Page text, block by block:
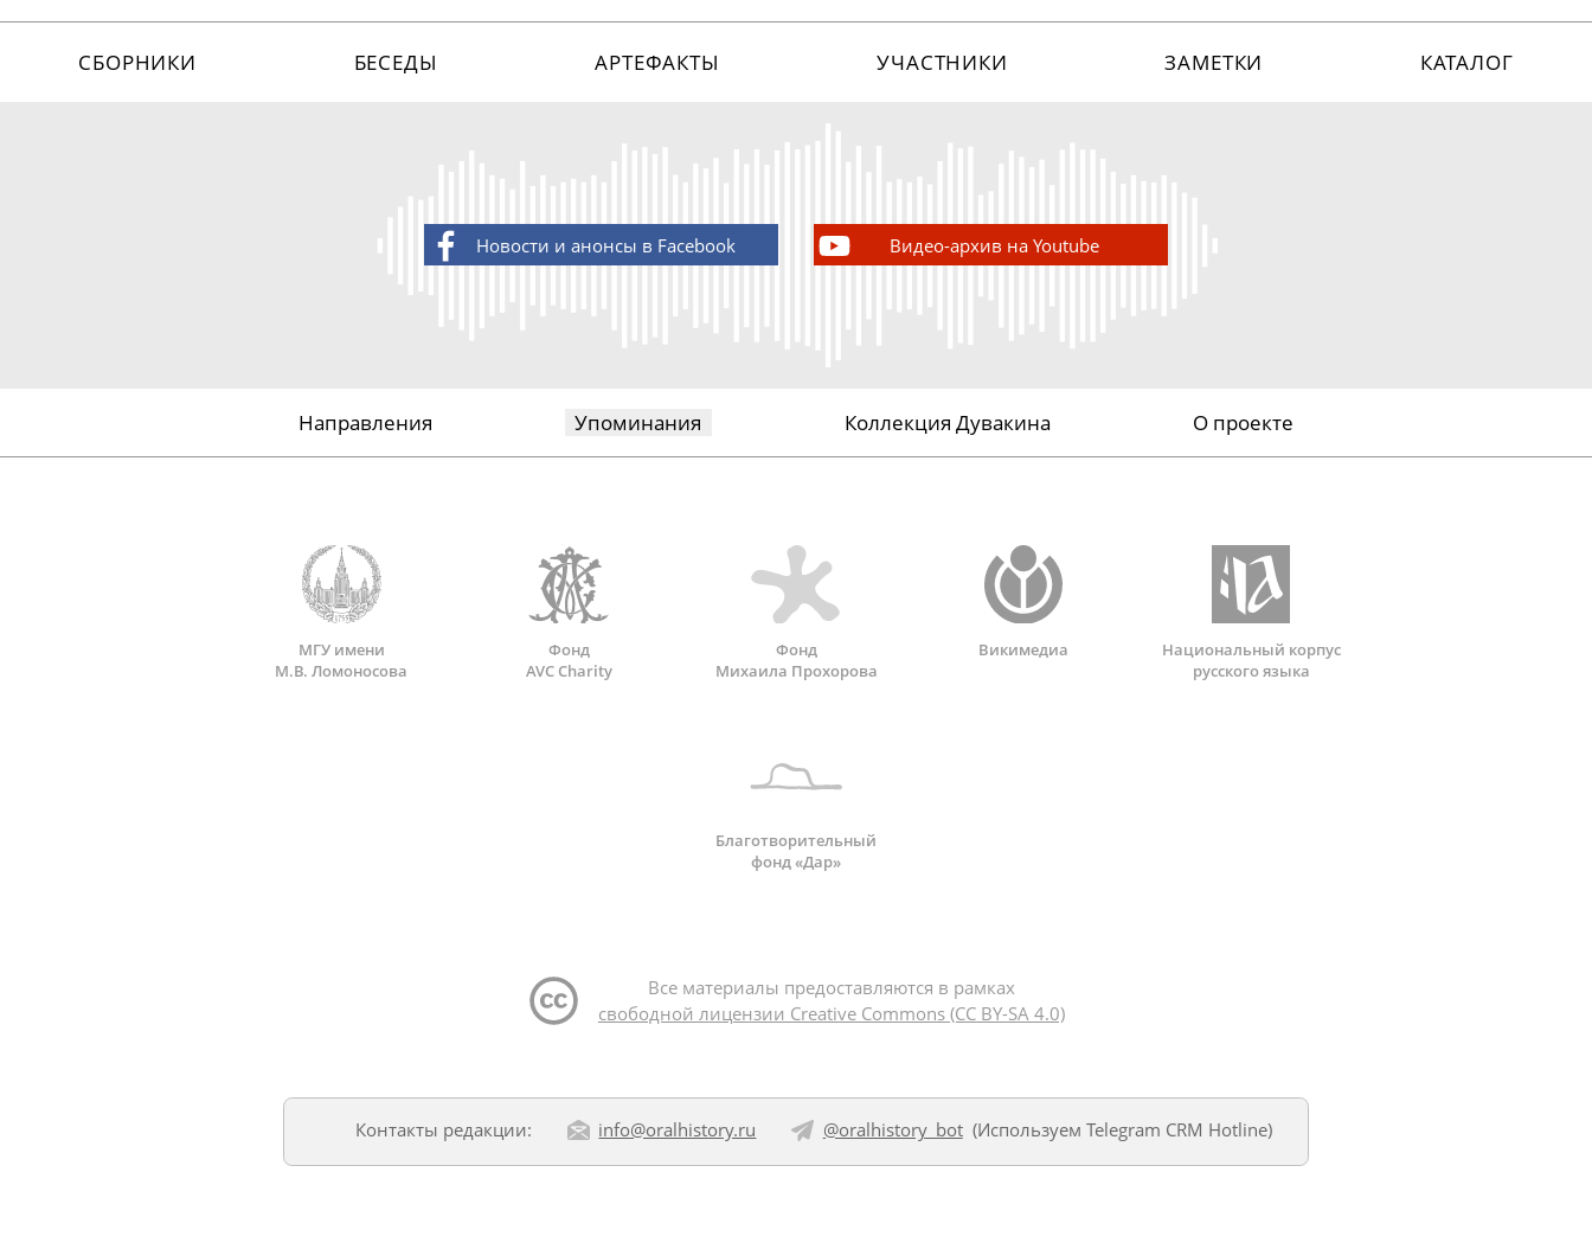
СБОРНИКИ БЕСЕДЫ АРТЕФАКТЫ УЧАСТНИКИ ЗАМЕТКИ КАТАЛОГ
Новости и анонсы в Facebook Видео-архив на Youtube
Направления Упоминания Коллекция Дувакина О проекте
МГУ имени
М.В. Ломоносова
Фонд
AVC Charity
Фонд
Михаила Прохорова
Викимедиа
Национальный корпус
русского языка
Благотворительный
фонд «Дар»
Все материалы предоставляются в рамках
свободной лицензии Creative Commons (CC BY-SA 4.0)
Контакты редакции: info@oralhistory.ru @oralhistory_bot(Используем Telegram CRM Hotline)